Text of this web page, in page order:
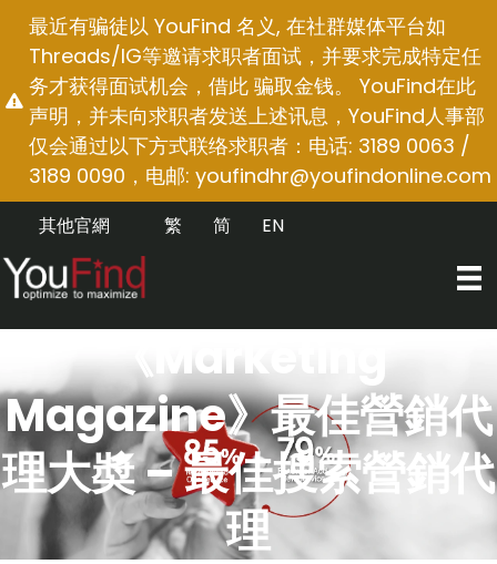
容
最近有骗徒以 YouFind 名义, 在社群媒体平台如
Threads/IG等邀请求职者面试，并要求完成特定任
务才获得面试机会，借此 骗取金钱。 YouFind在此
声明，并未向求职者发送上述讯息，YouFind人事部
仅会通过以下方式联络求职者：电话: 3189 0063 /
3189 0090，电邮: youfindhr@youfindonline.com
其他官網 EN
简
繁
《Marketing
Magazine》最佳營銷代
理大奬 – 最佳搜索營銷代
理